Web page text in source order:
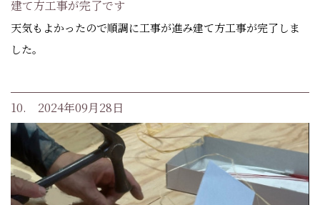
建て方工事が完了です
天気もよかったので順調に工事が進み建て方工事が完了しま
した。
10. 2024年09月28日